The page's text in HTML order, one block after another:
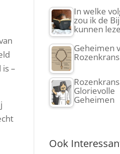
–
In welke
zou ik de
kunnen
Geheimen
Rozenkrans
Glorievolle
Geheimen
Ook